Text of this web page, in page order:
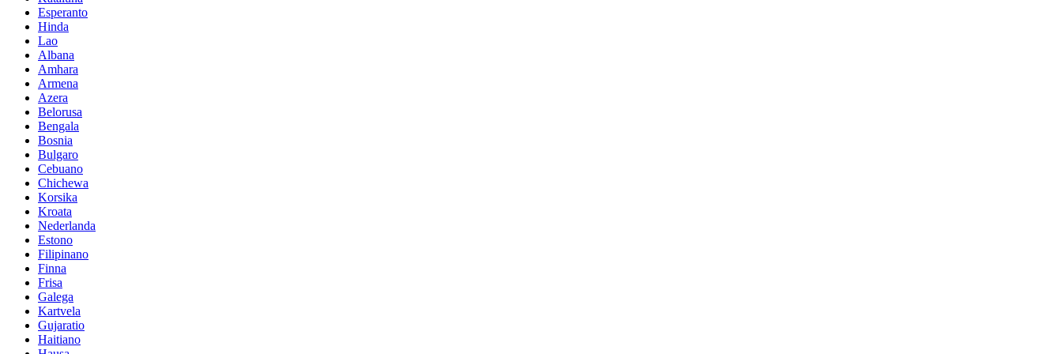
Esperanto
Hinda
Lao
Albana
Amhara
Armena
Azera
Belorusa
Bengala
Bosnia
Bulgaro
Cebuano
Chichewa
Korsika
Kroata
Nederlanda
Estono
Filipinano
Finna
Frisa
Galega
Kartvela
Gujaratio
Haitiano